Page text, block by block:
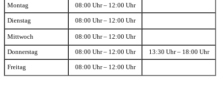
Montag 08:00 Uhr – 12:00 Uhr
Dienstag 08:00 Uhr – 12:00 Uhr
Mittwoch 08:00 Uhr – 12:00 Uhr
Donnerstag 08:00 Uhr – 12:00 Uhr 13:30 Uhr – 18:00 Uhr
Freitag 08:00 Uhr – 12:00 Uhr